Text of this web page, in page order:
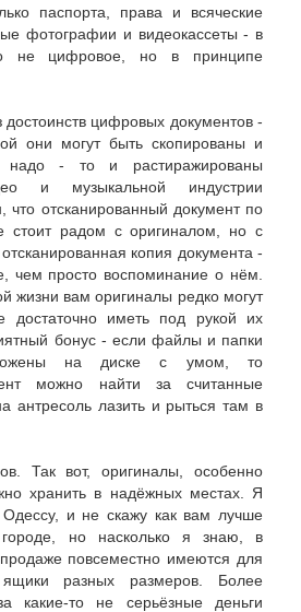
паспорта, права и всяческие
фотографии и видеокассеты - в
не цифровое, но в принципе
цифровых документов -
они могут быть скопированы и
- то и растиражированы
и музыкальной индустрии
что отсканированный документ по
стоит радом с оригиналом, но с
копия документа -
чем просто воспоминание о нём.
жизни вам оригиналы редко могут
достаточно иметь под рукой их
бонус - если файлы и папки
на диске с умом, то
можно найти за считанные
антресоль лазить и рыться там в
Так вот, оригиналы, особенно
хранить в надёжных местах. Я
и не скажу как вам лучше
но насколько я знаю, в
повсеместно имеются для
разных размеров. Более
какие-то не серьёзные деньги